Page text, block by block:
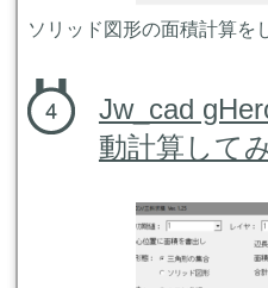
ソリッド図形の面積計
Jw_cad
動計算して